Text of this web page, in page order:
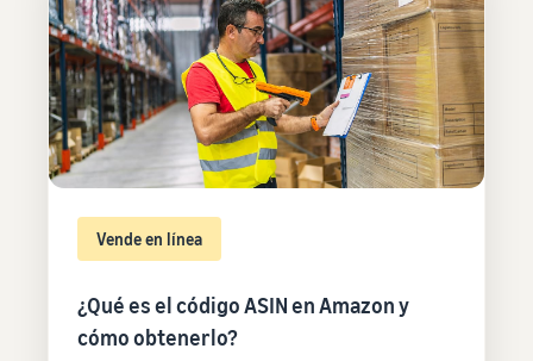
Vende en línea
¿Qué es el código ASIN en Amazon y
cómo obtenerlo?